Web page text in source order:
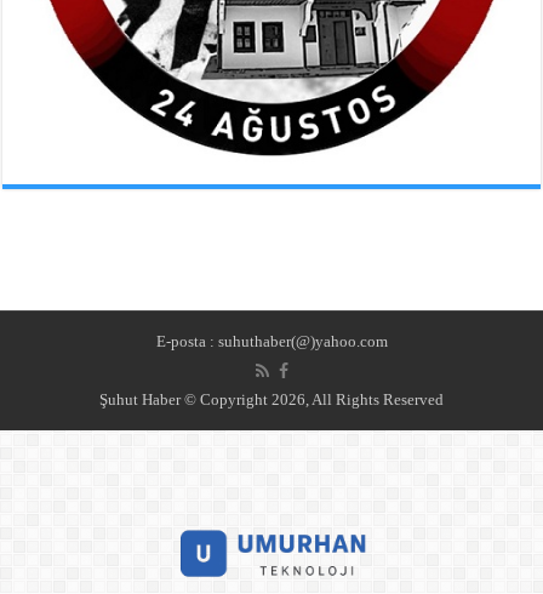
E-posta : suhuthaber(@)yahoo.com
Şuhut Haber © Copyright 2026, All Rights Reserved